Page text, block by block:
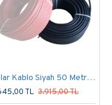
Solar Kablo Siyah 50 Metre 6mm
TL 3.915,00 TL